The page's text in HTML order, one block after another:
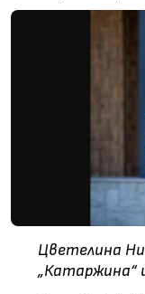
Цветелина
„Катаржина“